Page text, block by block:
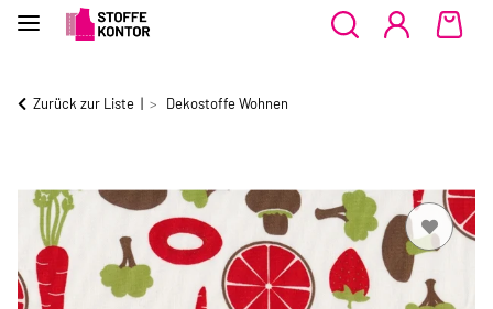
Zurück zur Liste Dekostoffe Wohnen